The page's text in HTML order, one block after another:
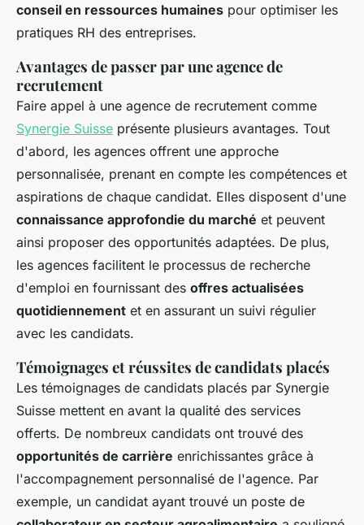
conseil en ressources humaines pour optimiser les
pratiques RH des entreprises.
Avantages de passer par une agence de
recrutement
Faire appel à une agence de recrutement comme
Synergie Suisse présente plusieurs avantages. Tout
d'abord, les agences offrent une approche
personnalisée, prenant en compte les compétences et
aspirations de chaque candidat. Elles disposent d'une
connaissance approfondie du marché et peuvent
ainsi proposer des opportunités adaptées. De plus,
les agences facilitent le processus de recherche
d'emploi en fournissant des offres actualisées
quotidiennement et en assurant un suivi régulier
avec les candidats.
Témoignages et réussites de candidats placés
Les témoignages de candidats placés par Synergie
Suisse mettent en avant la qualité des services
offerts. De nombreux candidats ont trouvé des
opportunités de carrière enrichissantes grâce à
l'accompagnement personnalisé de l'agence. Par
exemple, un candidat ayant trouvé un poste de